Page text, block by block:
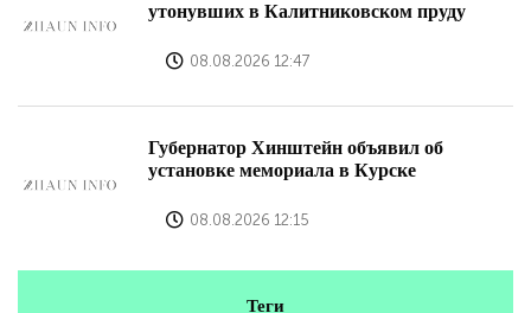
утонувших в Калитниковском пруду
08.08.2026 12:47
Губернатор Хинштейн объявил об
установке мемориала в Курске
08.08.2026 12:15
Теги